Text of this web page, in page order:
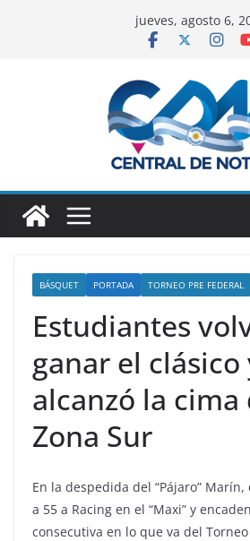
jueves, agosto 6,
BÁSQUET PORTADA TORNEO PRE FEDERAL
Estudiantes
ganar el clásico
alcanzó la cima
Zona Sur
En la despedida del “Pájaro” Marín,
a 55 a Racing en el “Maxi” y
consecutiva en lo que va del